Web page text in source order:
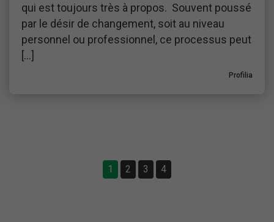
qui est toujours très à propos. Souvent poussé
par le désir de changement, soit au niveau
personnel ou professionnel, ce processus peut
[…]
Profilia
1 2 3 4